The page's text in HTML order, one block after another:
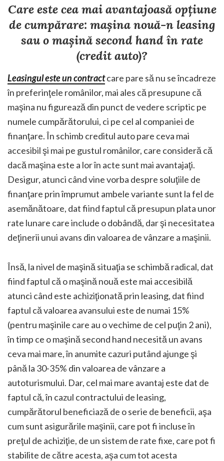
Care este cea mai avantajoasă opţiune
de cumpărare: maşina nouă-n leasing
sau o maşină second hand în rate
(credit auto)?
Leasingul este un contractcare pare să nu se încadreze
în preferinţele românilor, mai ales că presupune că
maşina nu figurează din punct de vedere scriptic pe
numele cumpărătorului, ci pe cel al companiei de
finanţare. În schimb creditul auto pare ceva mai
accesibil şi mai pe gustul românilor, care consideră că
dacă maşina este a lor în acte sunt mai avantajaţi.
Desigur, atunci când vine vorba despre soluţiile de
finanţare prin împrumut ambele variante sunt la fel de
asemănătoare, dat fiind faptul că presupun plata unor
rate lunare care include o dobândă, dar şi necesitatea
deţinerii unui avans din valoarea de vânzare a maşinii.
Însă, la nivel de maşină situaţia se schimbă radical, dat
fiind faptul că o maşină nouă este mai accesibilă
atunci când este achiziţionată prin leasing, dat fiind
faptul că valoarea avansului este de numai 15%
(pentru maşinile care au o vechime de cel puţin 2 ani),
în timp ce o maşină second hand necesită un avans
ceva mai mare, în anumite cazuri putând ajunge şi
până la 30-35% din valoarea de vânzare a
autoturismului. Dar, cel mai mare avantaj este dat de
faptul că, în cazul contractului de leasing,
cumpărătorul beneficiază de o serie de beneficii, aşa
cum sunt asigurările maşinii, care pot fi incluse în
preţul de achiziţie, de un sistem de rate fixe, care pot fi
stabilite de către acesta, aşa cum tot acesta